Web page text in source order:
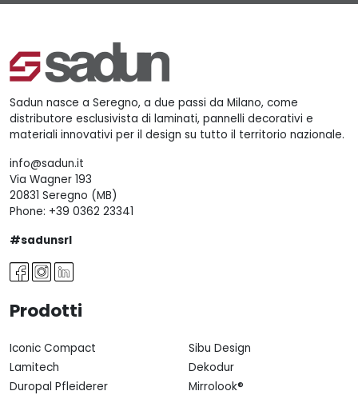
Sadun nasce a Seregno, a due passi da Milano, come
distributore esclusivista di laminati, pannelli decorativi e
materiali innovativi per il design su tutto il territorio nazionale.
info@sadun.it
Via Wagner 193
20831 Seregno (MB)
Phone: +39 0362 23341
#sadunsrl
Prodotti
Iconic Compact
Sibu Design
Lamitech
Dekodur
Duropal Pfleiderer
Mirrolook®